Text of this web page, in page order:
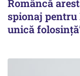
Româncă
spionaj pentru
unică